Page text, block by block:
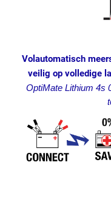
Volautomatisch
veilig op volledige
OptiMate Lithium 4s